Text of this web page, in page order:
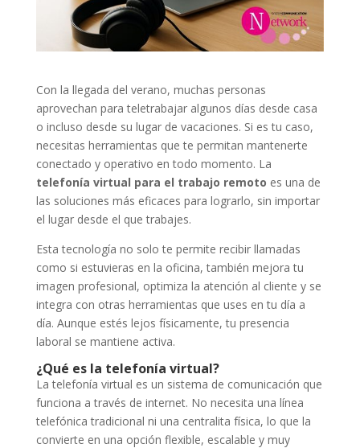
Con la llegada del verano, muchas personas
aprovechan para teletrabajar algunos días desde casa
o incluso desde su lugar de vacaciones. Si es tu caso,
necesitas herramientas que te permitan mantenerte
conectado y operativo en todo momento. La
telefonía virtual para el trabajo remoto es una de
las soluciones más eficaces para lograrlo, sin importar
el lugar desde el que trabajes.
Esta tecnología no solo te permite recibir llamadas
como si estuvieras en la oficina, también mejora tu
imagen profesional, optimiza la atención al cliente y se
integra con otras herramientas que uses en tu día a
día. Aunque estés lejos físicamente, tu presencia
laboral se mantiene activa.
¿Qué es la telefonía virtual?
La telefonía virtual es un sistema de comunicación que
funciona a través de internet. No necesita una línea
telefónica tradicional ni una centralita física, lo que la
convierte en una opción flexible, escalable y muy